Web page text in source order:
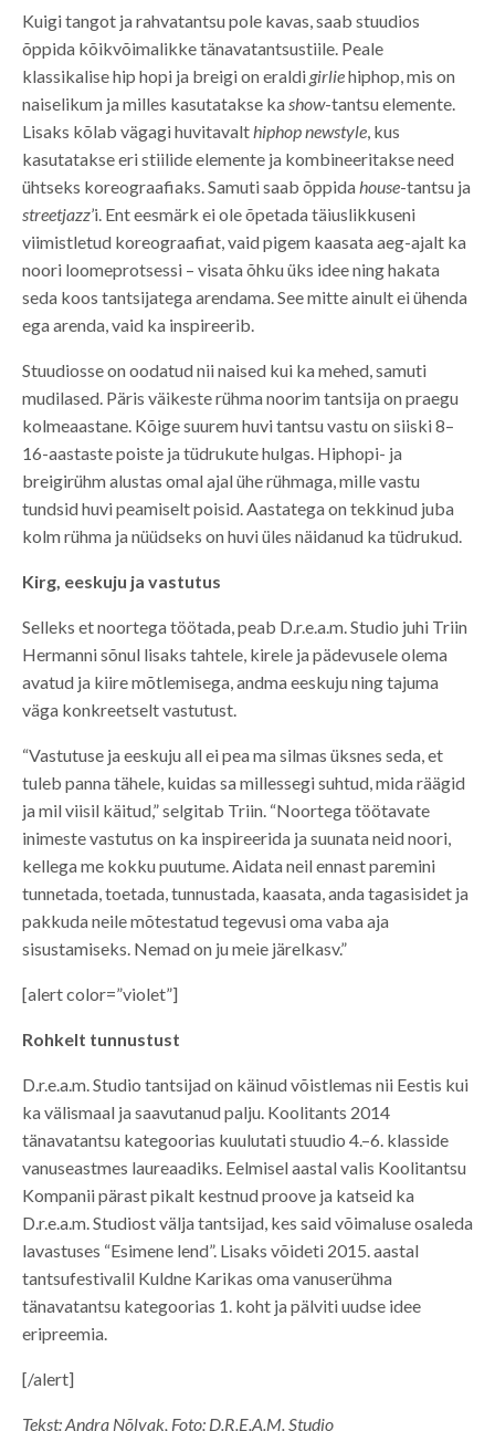
Kuigi tangot ja rahvatantsu pole kavas, saab stuudios
õppida kõikvõimalikke tänavatantsustiile. Peale
klassikalise hip hopi ja breigi on eraldi girliehiphop, mis on
naiselikum ja milles kasutatakse kashow-tantsu elemente.
Lisaks kõlab vägagi huvitavalthiphop newstyle, kus
kasutatakse eri stiilide elemente ja kombineeritakse need
ühtseks koreograafiaks. Samuti saab õppidahouse-tantsu ja
streetjazz’i. Ent eesmärk ei ole õpetada täiuslikkuseni
viimistletud koreograafiat, vaid pigem kaasata aeg-ajalt ka
noori loomeprotsessi – visata õhku üks idee ning hakata
seda koos tantsijatega arendama. See mitte ainult ei ühenda
ega arenda, vaid ka inspireerib.
Stuudiosse on oodatud nii naised kui ka mehed, samuti
mudilased. Päris väikeste rühma noorim tantsija on praegu
kolmeaastane. Kõige suurem huvi tantsu vastu on siiski 8–
16-aastaste poiste ja tüdrukute hulgas. Hiphopi- ja
breigirühm alustas omal ajal ühe rühmaga, mille vastu
tundsid huvi peamiselt poisid. Aastatega on tekkinud juba
kolm rühma ja nüüdseks on huvi üles näidanud ka tüdrukud.
Kirg, eeskuju ja vastutus
Selleks et noortega töötada, peab D.r.e.a.m. Studio juhi Triin
Hermanni sõnul lisaks tahtele, kirele ja pädevusele olema
avatud ja kiire mõtlemisega, andma eeskuju ning tajuma
väga konkreetselt vastutust.
“Vastutuse ja eeskuju all ei pea ma silmas üksnes seda, et
tuleb panna tähele, kuidas sa millessegi suhtud, mida räägid
ja mil viisil käitud,” selgitab Triin. “Noortega töötavate
inimeste vastutus on ka inspireerida ja suunata neid noori,
kellega me kokku puutume. Aidata neil ennast paremini
tunnetada, toetada, tunnustada, kaasata, anda tagasisidet ja
pakkuda neile mõtestatud tegevusi oma vaba aja
sisustamiseks. Nemad on ju meie järelkasv.”
[alert color=”violet”]
Rohkelt tunnustust
D.r.e.a.m. Studio tantsijad on käinud võistlemas nii Eestis kui
ka välismaal ja saavutanud palju. Koolitants 2014
tänavatantsu kategoorias kuulutati stuudio 4.–6. klasside
vanuseastmes laureaadiks. Eelmisel aastal valis Koolitantsu
Kompanii pärast pikalt kestnud proove ja katseid ka
D.r.e.a.m. Studiost välja tantsijad, kes said võimaluse osaleda
lavastuses “Esimene lend”. Lisaks võideti 2015. aastal
tantsufestivalil Kuldne Karikas oma vanuserühma
tänavatantsu kategoorias 1. koht ja pälviti uudse idee
eripreemia.
[/alert]
Tekst: Andra Nõlvak, Foto: D.R.E.A.M. Studio